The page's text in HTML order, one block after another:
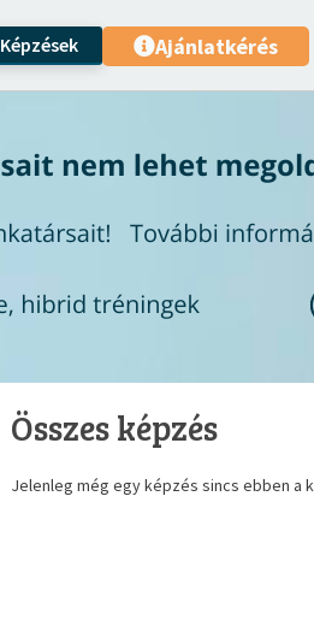
Képzések Ajánlatkérés
Összes képzés
Jelenleg még egy képzés sincs ebben a